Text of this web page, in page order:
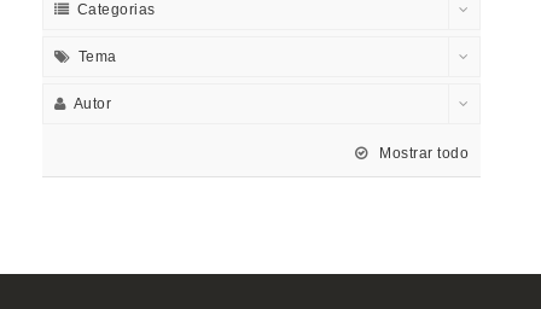
Categorias
Tema
Autor
Mostrar todo